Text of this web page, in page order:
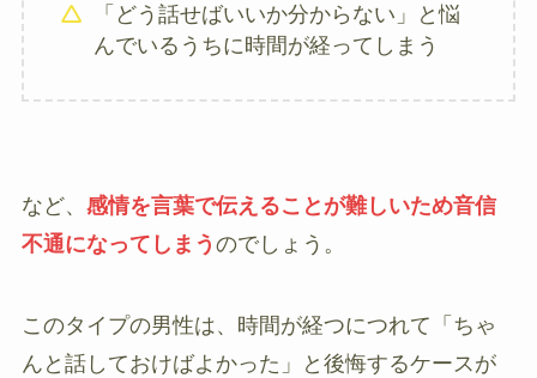
「どう話せばいいか分からない」と悩
んでいるうちに時間が経ってしまう
など、 感情を言葉で伝えることが難しいため音信
不通になってしまう のでしょう。
このタイプの男性は、時間が経つにつれて「ちゃ
んと話しておけばよかった」と後悔するケースが